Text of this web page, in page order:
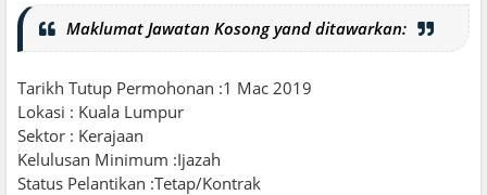
Maklumat Jawatan Kosong yand ditawarkan:
Tarikh Tutup Permohonan :1 Mac 2019
Lokasi : Kuala Lumpur
Sektor : Kerajaan
Kelulusan Minimum :Ijazah
Status Pelantikan :Tetap/Kontrak